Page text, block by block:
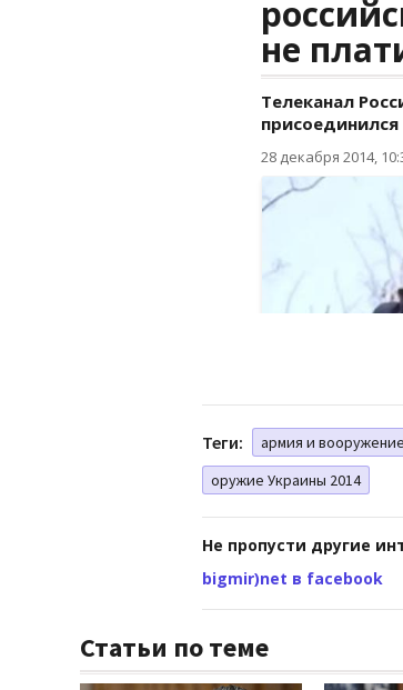
Теги: армия и вооружение
оружие Украины 2014
Не пропусти другие
bigmir)net в facebook
Статьи по теме